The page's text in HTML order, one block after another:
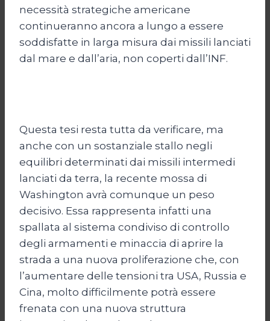
necessità strategiche americane
continueranno ancora a lungo a essere
soddisfatte in larga misura dai missili lanciati
dal mare e dall’aria, non coperti dall’INF.
Questa tesi resta tutta da verificare, ma
anche con un sostanziale stallo negli
equilibri determinati dai missili intermedi
lanciati da terra, la recente mossa di
Washington avrà comunque un peso
decisivo. Essa rappresenta infatti una
spallata al sistema condiviso di controllo
degli armamenti e minaccia di aprire la
strada a una nuova proliferazione che, con
l’aumentare delle tensioni tra USA, Russia e
Cina, molto difficilmente potrà essere
frenata con una nuova struttura